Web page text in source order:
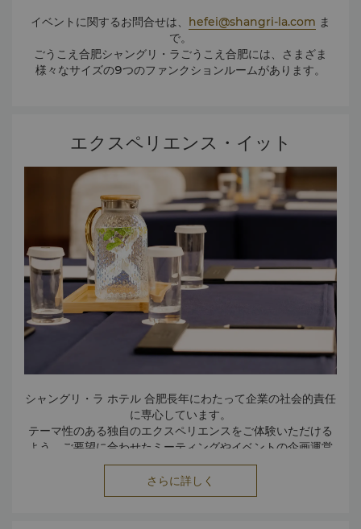
イベントに関するお問合せは、 hefei@shangri-la.com ま
で。
ごうこえ合肥シャングリ・ラごうこえ合肥には、さまざま
様々なサイズの9つのファンクションルームがあります。
エクスペリエンス・イット
シャングリ・ラ ホテル 合肥長年にわたって企業の社会的責任
に専心しています。
テーマ性のある独自のエクスペリエンスをご体験いただける
よう、ご要望に合わせたミーティングやイベントの企画運営
をお手伝いいたします。
さらに詳しく